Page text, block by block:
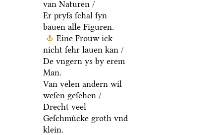
van Naturen /
Er pryſs ſchal ſyn
bauen alle Figuren.
Eine Frouw ick
nicht ſehr lauen kan /
De vngern ys by erem
Man.
Van velen andern wil
weſen geſehen /
Drecht veel
Geſchmuͤcke groth vnd
klein.